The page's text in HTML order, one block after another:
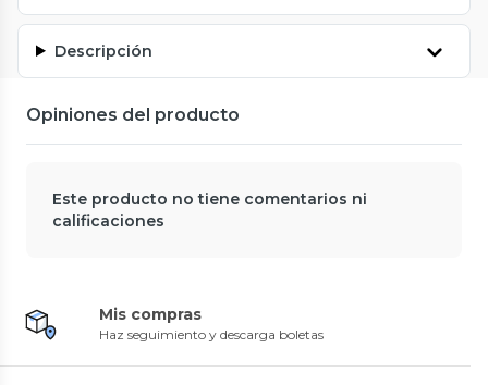
Descripción
Opiniones del producto
Este producto no tiene comentarios ni
calificaciones
Mis compras
Haz seguimiento y descarga boletas